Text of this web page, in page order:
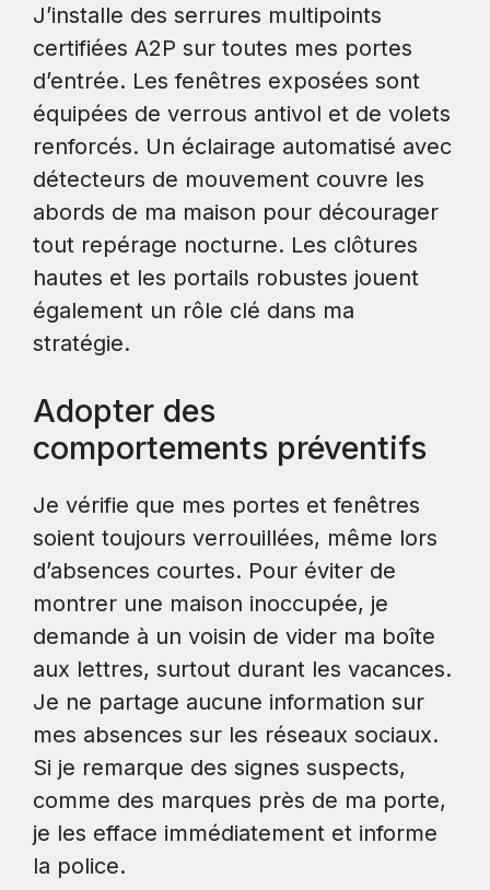
J’installe des serrures multipoints
certifiées A2P sur toutes mes portes
d’entrée. Les fenêtres exposées sont
équipées de verrous antivol et de volets
renforcés. Un éclairage automatisé avec
détecteurs de mouvement couvre les
abords de ma maison pour décourager
tout repérage nocturne. Les clôtures
hautes et les portails robustes jouent
également un rôle clé dans ma
stratégie.
Adopter des
comportements préventifs
Je vérifie que mes portes et fenêtres
soient toujours verrouillées, même lors
d’absences courtes. Pour éviter de
montrer une maison inoccupée, je
demande à un voisin de vider ma boîte
aux lettres, surtout durant les vacances.
Je ne partage aucune information sur
mes absences sur les réseaux sociaux.
Si je remarque des signes suspects,
comme des marques près de ma porte,
je les efface immédiatement et informe
la police.